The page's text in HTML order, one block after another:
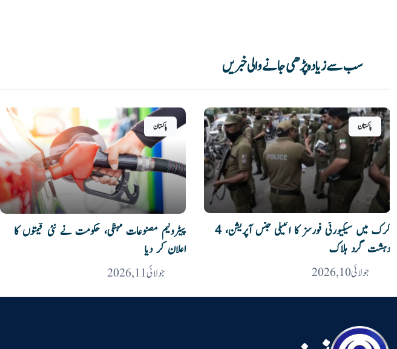
سب سے زیادہ پڑھی جانے والی خبریں
پاکستان
کرک میں سیکیورٹی فورسز کا انٹیلی جنس آپریشن، 4
دہشت گرد ہلاک
جولائی 10, 2026
پاکستان
پیٹرولیم مصنوعات مہنگی، حکومت نے نئی قیمتوں کا
اعلان کر دیا
جولائی 11, 2026